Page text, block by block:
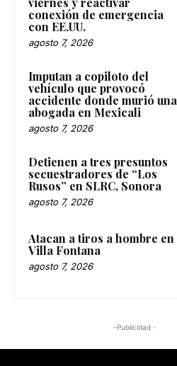
conexión de emergencia
con EE.UU.
agosto 7, 2026
Imputan a copiloto del
vehículo que provocó
accidente donde murió una
abogada en Mexicali
agosto 7, 2026
Detienen a tres presuntos
secuestradores de “Los
Rusos” en SLRC, Sonora
agosto 7, 2026
Atacan a tiros a hombre en
Villa Fontana
agosto 7, 2026
-Publicidad -